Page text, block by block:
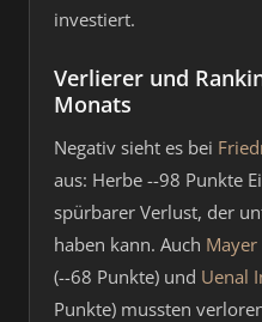
investiert.
Verlierer und
Monats
Negativ sieht es bei
aus: Herbe --98 Punkte
spürbarer Verlust, der
haben kann. Auch
(--68 Punkte) und Uenal
Punkte) mussten